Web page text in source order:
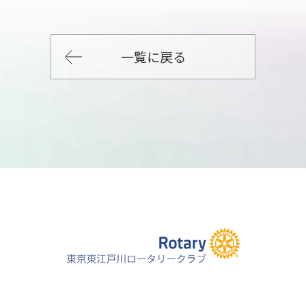
一覧に戻る